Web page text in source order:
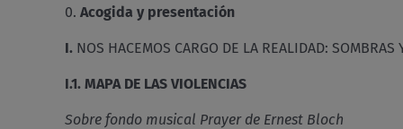
0. Acogida y presentación
I. NOS HACEMOS CARGO DE LA REALIDAD: SOMBRAS
I.1. MAPA DE LAS VIOLENCIAS
Sobre fondo musical Prayer de Ernest Bloch